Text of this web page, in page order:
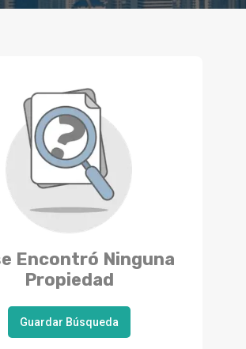
Encontró Ninguna
Propiedad
Guardar Búsqueda